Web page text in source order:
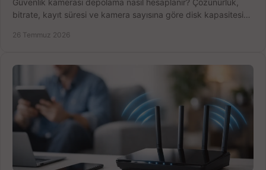
Güvenlik kamerası depolama nasıl hesaplanır? Çözünürlük,
bitrate, kayıt süresi ve kamera sayısına göre disk kapasitesini
26 Temmuz 2026